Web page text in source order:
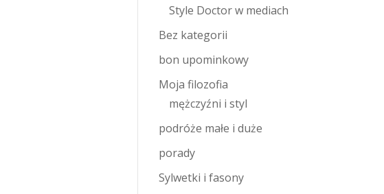
Style Doctor w mediach
Bez kategorii
bon upominkowy
Moja filozofia
mężczyźni i styl
podróże małe i duże
porady
Sylwetki i fasony